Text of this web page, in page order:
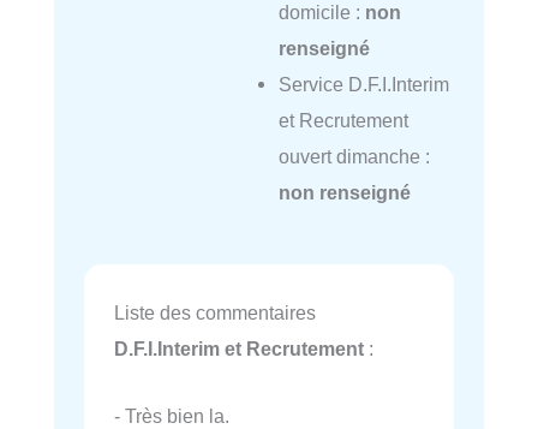
domicile : non
renseigné
Service D.F.I.Interim
et Recrutement
ouvert dimanche :
non renseigné
Liste des commentaires
D.F.I.Interim et Recrutement :
- Très bien la.